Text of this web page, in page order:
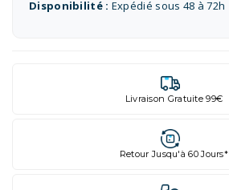
Disponibilité : Expédié sous 48 à 72h
Livraison Gratuite 99€
Retour Jusqu'à 60 Jours*